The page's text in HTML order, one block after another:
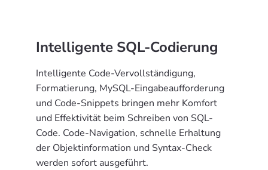
Intelligente SQL-Codierung
Intelligente Code-Vervollständigung,
Formatierung, MySQL-Eingabeaufforderung
und Code-Snippets bringen mehr Komfort
und Effektivität beim Schreiben von SQL-
Code. Code-Navigation, schnelle Erhaltung
der Objektinformation und Syntax-Check
werden sofort ausgeführt.